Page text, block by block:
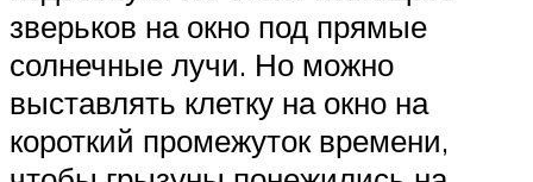
зверьков на окно под прямые
солнечные лучи. Но можно
выставлять клетку на окно на
короткий промежуток времени,